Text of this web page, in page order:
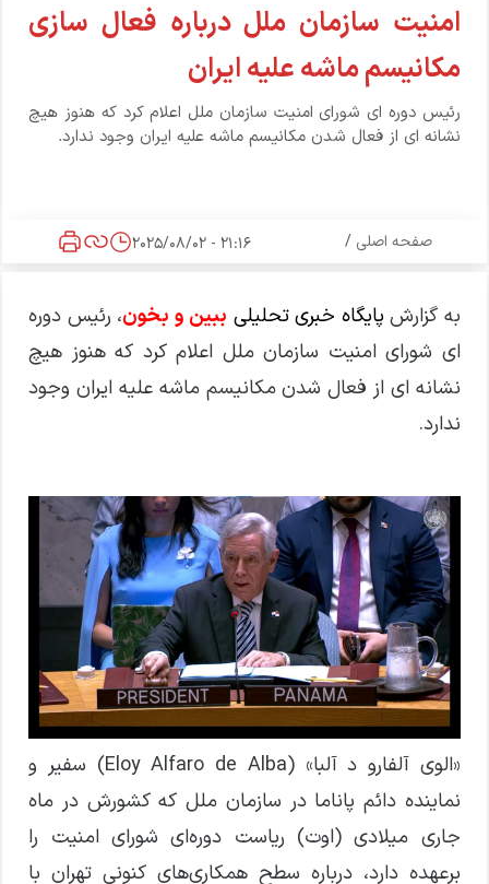
صفحه اصلی /
21:16 - 2025/08/02
امنیت سازمان ملل درباره فعال سازی
مکانیسم ماشه علیه ایران
رئیس دوره ای شورای امنیت سازمان ملل اعلام کرد که هنوز هیچ
نشانه ای از فعال شدن مکانیسم ماشه علیه ایران وجود ندارد.
به گزارش پایگاه خبری تحلیلی ببین و بخون، رئیس دوره
ای شورای امنیت سازمان ملل اعلام کرد که هنوز هیچ
نشانه ای از فعال شدن مکانیسم ماشه علیه ایران وجود
ندارد.
«الوی آلفارو د آلبا» (Eloy Alfaro de Alba) سفیر و
نماینده دائم پاناما در سازمان ملل که کشورش در ماه
جاری میلادی (اوت) ریاست دوره‌ای شورای امنیت را
برعهده دارد، درباره سطح همکاری‌های کنونی تهران با